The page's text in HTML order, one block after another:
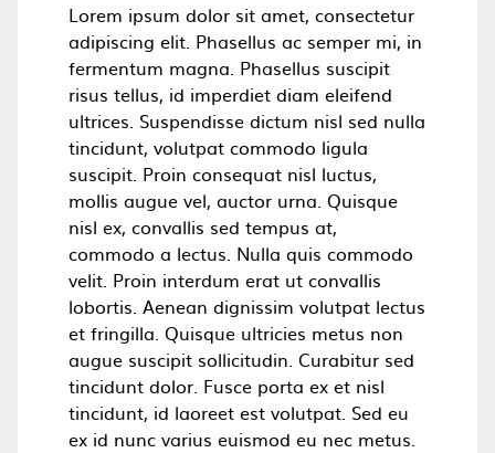
Lorem ipsum dolor sit amet, consectetur
adipiscing elit. Phasellus ac semper mi, in
fermentum magna. Phasellus suscipit
risus tellus, id imperdiet diam eleifend
ultrices. Suspendisse dictum nisl sed nulla
tincidunt, volutpat commodo ligula
suscipit. Proin consequat nisl luctus,
mollis augue vel, auctor urna. Quisque
nisl ex, convallis sed tempus at,
commodo a lectus. Nulla quis commodo
velit. Proin interdum erat ut convallis
lobortis. Aenean dignissim volutpat lectus
et fringilla. Quisque ultricies metus non
augue suscipit sollicitudin. Curabitur sed
tincidunt dolor. Fusce porta ex et nisl
tincidunt, id laoreet est volutpat. Sed eu
ex id nunc varius euismod eu nec metus.